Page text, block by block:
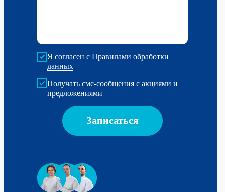
Я согласен с Правилами обработки
данных
Получать смс-сообщения с акциями и
предложениями
Записаться